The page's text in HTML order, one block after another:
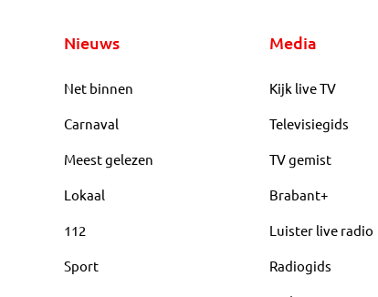
Nieuws
Net binnen
Carnaval
Meest gelezen
Lokaal
112
Sport
Media
Kijk live TV
Televisiegids
TV gemist
Brabant+
Luister live radio
Radiogids